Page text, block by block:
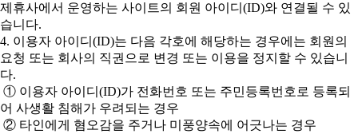
제휴사에서 운영하는 사이트의 회원 아이디(ID)와 연결될 수 있
습니다.
4. 이용자 아이디(ID)는 다음 각호에 해당하는 경우에는 회원의
요청 또는 회사의 직권으로 변경 또는 이용을 정지할 수 있습니
다.
① 이용자 아이디(ID)가 전화번호 또는 주민등록번호로 등록되
어 사생활 침해가 우려되는 경우
② 타인에게 혐오감을 주거나 미풍양속에 어긋나는 경우